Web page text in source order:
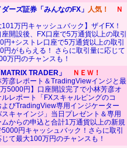
ダーズ証券「みんなのFX」 人気！
Ｎ
101万円キャッシュバック】ザイFX！
開設後、FX口座で5万通貨以上の取引
円+シストレ口座で5万通貨以上の取引
円がもらえる！ さらに取引量に応じて
万円のチャンスも！
TRADER」
ＮＥＷ！
芳彦レポート＆TradingViewインジと最
5000円】口座開設完了で小林芳彦オ
ルレポート「FXスキャルピングのコ
よびTradingView専用インジケーター
スキャインジ」当日プレゼント＆専用
ムからの申込と合計1万通貨以上の新規
円キャッシュバック！さらに取引
て最大100万円のチャンスも！